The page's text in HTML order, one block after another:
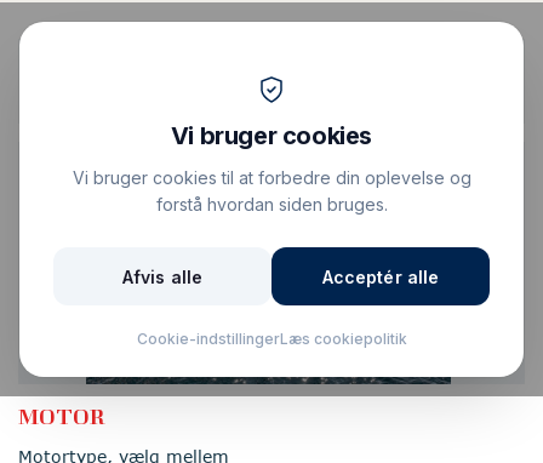
Vis alle billeder
MOTOR
Motortype, vælg mellem